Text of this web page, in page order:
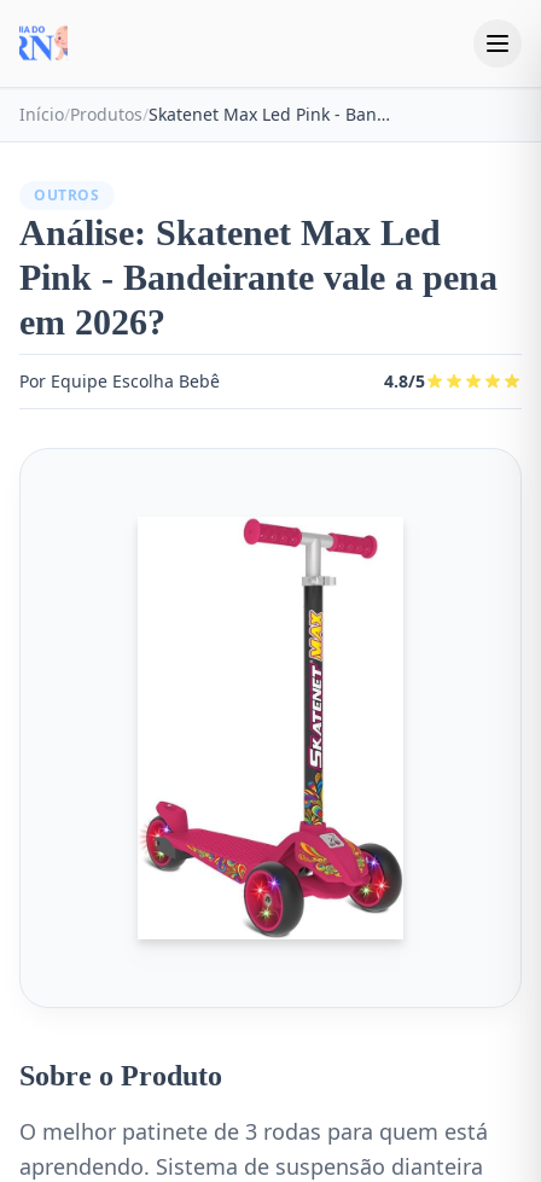
Início/Produtos/ Skatenet Max Led Pink - Bandeirante
OUTROS
Análise: Skatenet Max Led
Pink - Bandeirante vale a pena
em 2026?
Por Equipe Escolha Bebê 4.8/5
Sobre o Produto
O melhor patinete de 3 rodas para quem está
aprendendo. Sistema de suspensão dianteira